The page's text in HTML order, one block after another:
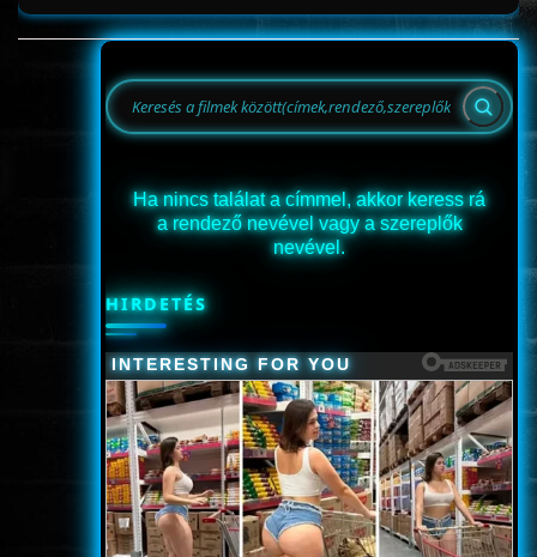
Ha nincs találat a címmel, akkor keress rá
a rendező nevével vagy a szereplők
nevével.
HIRDETÉS